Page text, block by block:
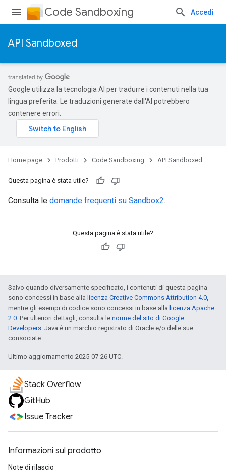
Code Sandboxing Accedi
API Sandboxed
Google utilizza la tecnologia AI per tradurre i contenuti nella tua
lingua preferita. Le traduzioni generate dall'AI potrebbero
contenere errori.
Home page Prodotti Code Sandboxing API Sandboxed
Questa pagina è stata utile?
Consulta le domande frequenti su Sandbox2.
Questa pagina è stata utile?
Salvo quando diversamente specificato, i contenuti di questa pagina
sono concessi in base alla licenza Creative Commons Attribution 4.0,
mentre gli esempi di codice sono concessi in base alla licenza Apache
2.0. Per ulteriori dettagli, consulta le norme del sito di Google
Developers. Java è un marchio registrato di Oracle e/o delle sue
consociate.
Ultimo aggiornamento 2025-07-26 UTC.
Stack Overflow
GitHub
Issue Tracker
Informazioni sul prodotto
Note di rilascio